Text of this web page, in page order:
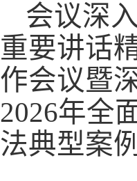
会议深
重要讲话
作会议暨
2026年全
法典型案